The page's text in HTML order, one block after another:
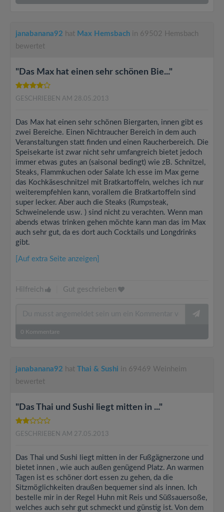
janabanana92 hat Max Hemsbach in 69502 Hemsbach
bewertet
"Das Max hat einen sehr schönen Bie..."
GESCHRIEBEN AM 28.05.2013
Das Max hat einen sehr schönen Biergarten, innen gibt es
zwei Bereiche. Einen Nichtraucher Bereich in dem auch
Veranstaltungen statt finden und einen Raucherbereich. Die
Speisekarte ist zwar nicht sehr umfangreich bietet jedoch
immer etwas gutes an (saisonal bedingt) wie zB. Schnitzel,
Steaks, Flammkuchen oder Salate Ich esse im Max gerne
das Kochkäseschnitzel mit Bratkartoffeln, welches ich nur
weiterempfehlen kann, vorallem die Bratkartoffeln sind
super lecker. Aber auch die Steaks (Rumpsteak,
Schweinelende usw. ) sind nicht zu verachten. Wenn man
abends etwas trinken gehen möchte kann man das im Max
auch sehr gut, da es dort auch Cocktails und Longdrinks
gibt.
[Auf extra Seite anzeigen]
Hilfreich Gut geschrieben
0 Kommentare
janabanana92 hat Thai & Sushi in 69469 Weinheim
bewertet
"Das Thai und Sushi liegt mitten in ..."
GESCHRIEBEN AM 27.05.2013
Das Thai und Sushi liegt mitten in der Fußgägnerzone und
bietet innen , wie auch außen genügend Platz. An warmen
Tagen ist es schöner dort essen zu gehen, da die
Sitzmöglichkeiten draußen bequemer sind als innen. Ich
bestelle mir in der Regel Huhn mit Reis und Süßsauersoße,
welches auch sehr gut schmeckt und günstig ist. Von dem